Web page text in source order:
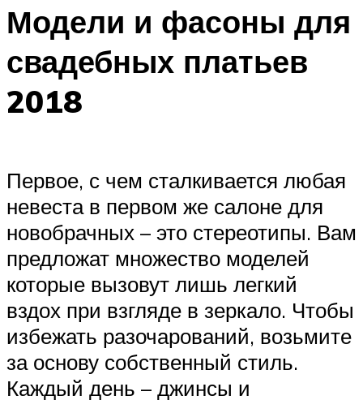
Модели и фасоны для
свадебных платьев
2018
Первое, с чем сталкивается любая
невеста в первом же салоне для
новобрачных – это стереотипы. Вам
предложат множество моделей
которые вызовут лишь легкий
вздох при взгляде в зеркало. Чтобы
избежать разочарований, возьмите
за основу собственный стиль.
Каждый день – джинсы и